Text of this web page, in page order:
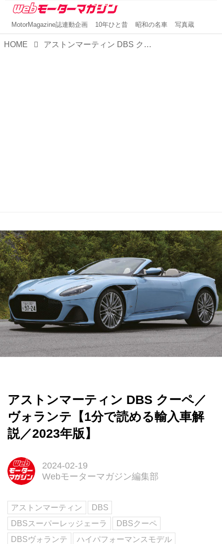
MotorMagazine誌連動企画 10年ひと昔 昭和の名車 写真蔵
HOME アストンマーティン DBS クーペ／ヴォランテ【1分で読める輸入車解説／2023年版】
アストンマーティン DBS クーペ／
ヴォランテ【1分で読める輸入車解
説／2023年版】
2024-02-19
Webモーターマガジン編集部
アストンマーティン
DBS
DBSスーパーレッジェーラ
DBSクーペ
DBSヴォランテ
ハイパフォーマンスモデル